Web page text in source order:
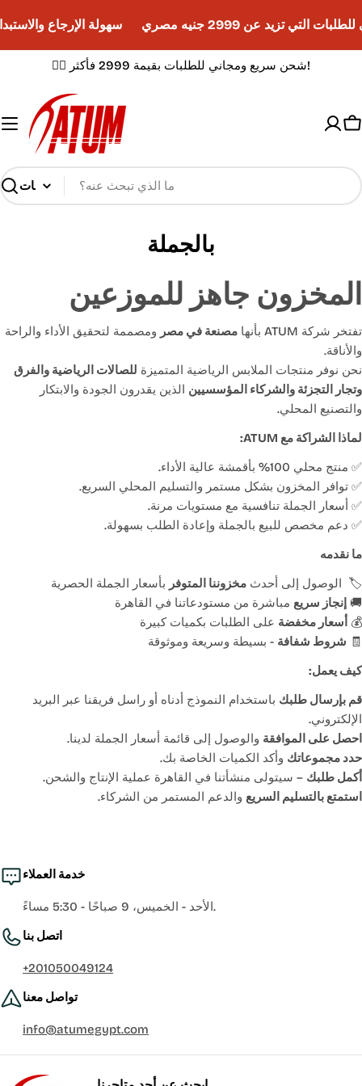
إلى
المحتوى
سهولة الإرجاع والاستبدال التي تزيد عن 2999 جنيه مصري
✌🏼 شحن سريع ومجاني للطلبات بقيمة 2999 فأكثر!
بحث
بالجملة
المخزون جاهز للموزعين
تفتخر شركة ATUM بأنها مصنعة في مصر ومصممة لتحقيق الأداء والراحة
والأناقة.
نحن نوفر منتجات الملابس الرياضية المتميزة للصالات الرياضية والفرق
وتجار التجزئة والشركاء المؤسسيين الذين يقدرون الجودة والابتكار
والتصنيع المحلي.
لماذا الشراكة مع ATUM:
✅ منتج محلي 100% بأقمشة عالية الأداء.
✅ توافر المخزون بشكل مستمر والتسليم المحلي السريع.
✅ أسعار الجملة تنافسية مع مستويات مرنة.
✅ دعم مخصص للبيع بالجملة وإعادة الطلب بسهولة.
ما نقدمه
🏷 ️ الوصول إلى أحدث مخزوننا المتوفر بأسعار الجملة الحصرية
🚚 إنجاز سريع مباشرة من مستودعاتنا في القاهرة
💰 أسعار مخفضة على الطلبات بكميات كبيرة
🧾 شروط شفافة - بسيطة وسريعة وموثوقة
كيف يعمل:
قم بإرسال طلبك باستخدام النموذج أدناه أو راسل فريقنا عبر البريد
الإلكتروني.
احصل على الموافقة والوصول إلى قائمة أسعار الجملة لدينا.
حدد مجموعاتك وأكد الكميات الخاصة بك.
أكمل طلبك – سيتولى منشأتنا في القاهرة عملية الإنتاج والشحن.
استمتع بالتسليم السريع والدعم المستمر من الشركاء.
خدمة العملاء
الأحد - الخميس، 9 صباحًا - 5:30 مساءً.
اتصل بنا
+201050049124
تواصل معنا
info@atumegypt.com